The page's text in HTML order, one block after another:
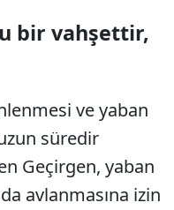
bir vahşettir,
ve yaban
süredir
Geçirgen, yaban
avlanmasına izin